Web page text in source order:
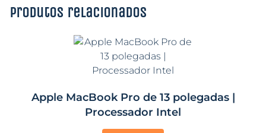
Produtos relacionados
Apple MacBook Pro de 13 polegadas |
Processador Intel